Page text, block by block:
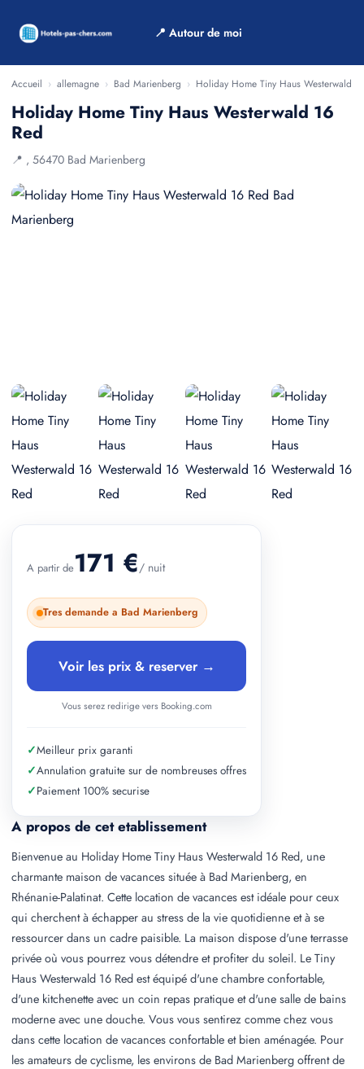
📍 Autour de moi
Accueil › allemagne › Bad Marienberg › Holiday Home Tiny Haus Westerwald
Holiday Home Tiny Haus Westerwald 16
Red
📍 , 56470 Bad Marienberg
A propos de cet etablissement
Bienvenue au Holiday Home Tiny Haus Westerwald 16 Red, une
charmante maison de vacances située à Bad Marienberg, en
Rhénanie-Palatinat. Cette location de vacances est idéale pour ceux
qui cherchent à échapper au stress de la vie quotidienne et à se
ressourcer dans un cadre paisible. La maison dispose d'une terrasse
privée où vous pourrez vous détendre et profiter du soleil. Le Tiny
Haus Westerwald 16 Red est équipé d'une chambre confortable,
d'une kitchenette avec un coin repas pratique et d'une salle de bains
moderne avec une douche. Vous vous sentirez comme chez vous
dans cette location de vacances confortable et bien aménagée. Pour
les amateurs de cyclisme, les environs de Bad Marienberg offrent de
A partir de171 €/ nuit
Tres demande a Bad Marienberg
Voir les prix & reserver →
Vous serez redirige vers Booking.com
✓Meilleur prix garanti
✓Annulation gratuite sur de nombreuses offres
✓Paiement 100% securise